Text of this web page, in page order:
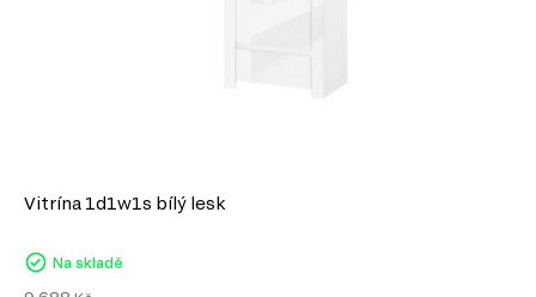
moderního designu ve vašem domově!
Vitrína 1d1w1s bílý lesk
Na skladě